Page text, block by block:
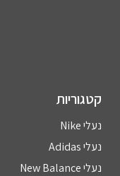
קטגוריות
נעלי Nike
נעלי Adidas
נעלי New Balance